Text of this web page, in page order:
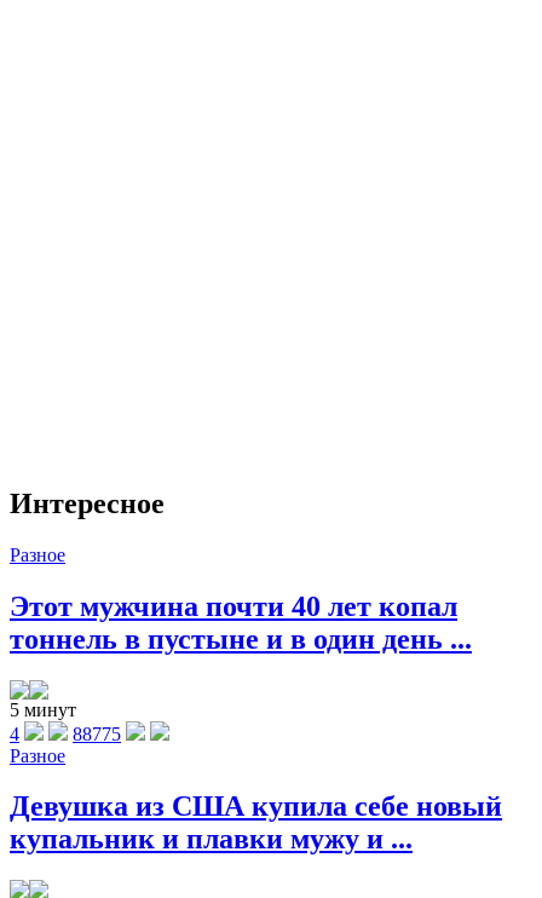
Интересное
Разное
Этот мужчина почти 40 лет копал
тоннель в пустыне и в один день ...
5 минут
4
88775
Разное
Девушка из США купила себе новый
купальник и плавки мужу и ...